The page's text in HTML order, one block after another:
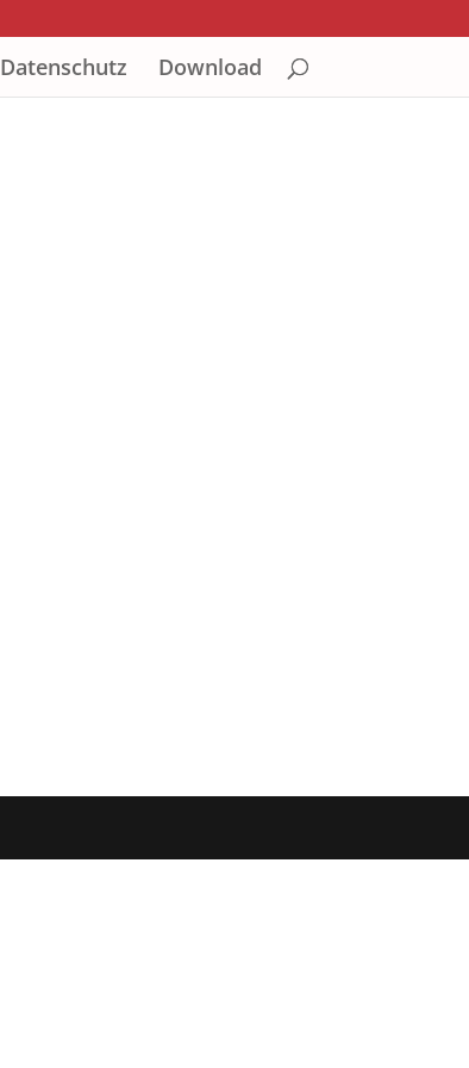
Datenschutz Download